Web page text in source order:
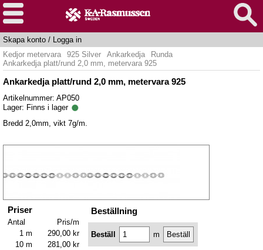
Skapa konto / Logga in
Kedjor metervara
925 Silver Ankarkedja
Runda
Ankarkedja platt/rund 2,0 mm, metervara 925
Ankarkedja platt/rund 2,0 mm, metervara 925
Artikelnummer: AP050
Lager: Finns i lager
Bredd 2,0mm, vikt 7g/m.
Priser
Antal
Pris/m
1 m
290,00 kr
10 m
281,00 kr
Beställning
Beställ m